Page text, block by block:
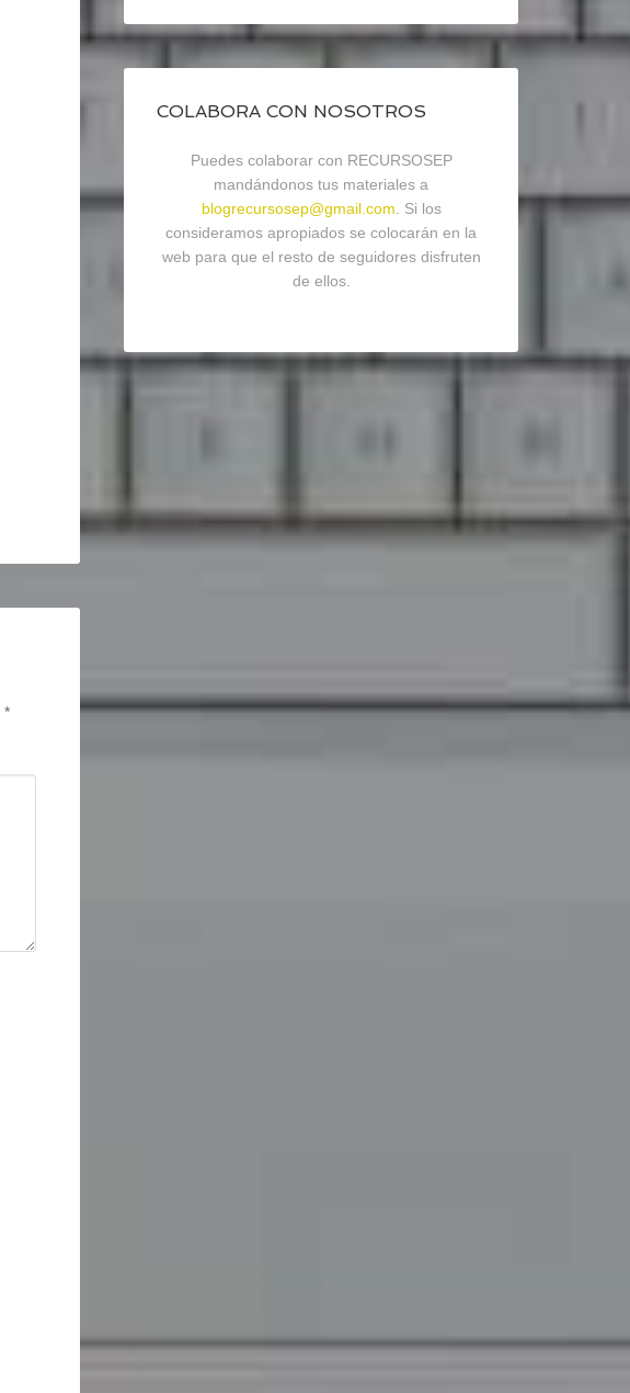
*
COLABORA CON NOSOTROS
Puedes colaborar con RECURSOSEP
mandándonos tus materiales a
blogrecursosep@gmail.com . Si los
consideramos apropiados se colocarán en la
web para que el resto de seguidores disfruten
de ellos.